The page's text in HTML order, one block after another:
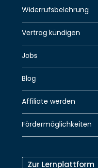
Widerrufsbelehrung
Vertrag kündigen
Jobs
Blog
Affiliate werden
Fördermöglichkeiten
Zur Lernplattform